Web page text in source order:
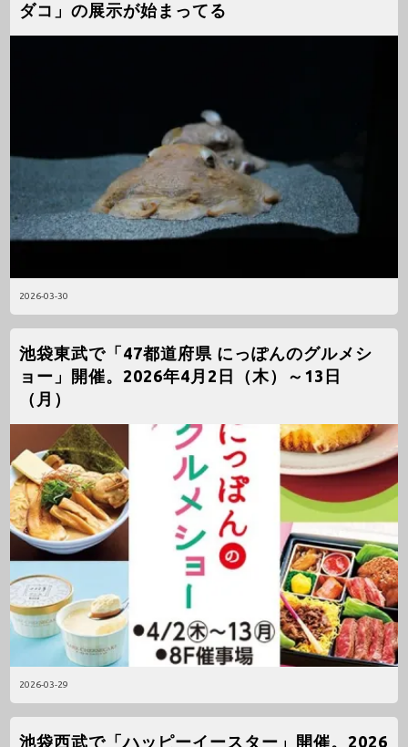
2026-03-30
ダコ」の展示が始まってる
2026-03-29
池袋東武で「47都道府県 にっぽんのグルメシ
ョー」開催。2026年4月2日（木）～13日
（月）
池袋西武で「ハッピーイースター」開催。2026